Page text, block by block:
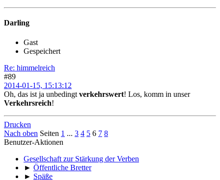
Darling
Gast
Gespeichert
Re: himmelreich
#89
2014-01-15, 15:13:12
Oh, das ist ja unbedingt verkehrswert! Los, komm in unser
Verkehrsreich!
Drucken
Nach oben Seiten 1 ... 3 4 5 6 7 8
Benutzer-Aktionen
Gesellschaft zur Stärkung der Verben
► Öffentliche Bretter
► Späße